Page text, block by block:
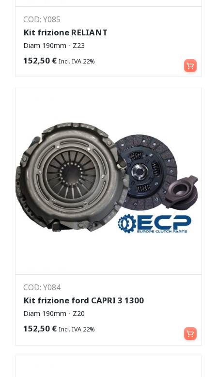
COD: Y085
Kit frizione RELIANT
Diam 190mm - Z23
152,50 € Incl. IVA 22% Aggiungi al carrello
COD: Y084
Kit frizione ford CAPRI 3 1300
Diam 190mm - Z20
152,50 € Incl. IVA 22% Aggiungi al carrello